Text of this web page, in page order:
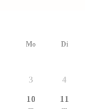
Mo Di
3 4
10
---
11
---